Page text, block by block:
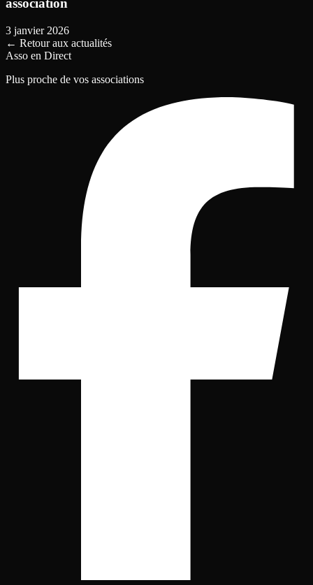
association
3 janvier 2026
← Retour aux actualités
Asso en Direct
Plus proche de vos associations